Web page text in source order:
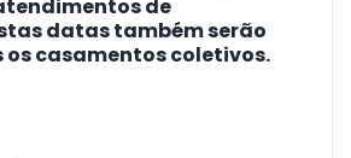
de
datas também serão
os casamentos coletivos.